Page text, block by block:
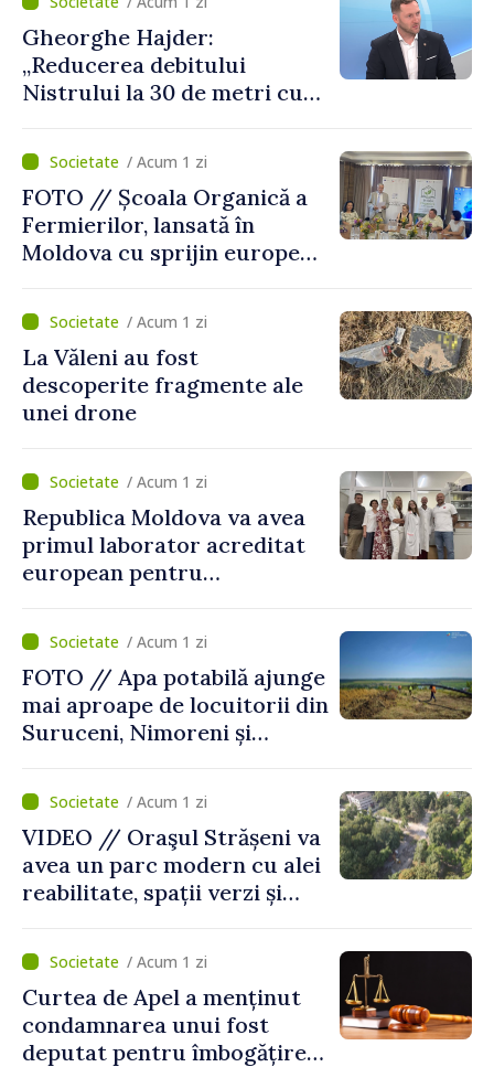
de avarie”
Gheorghe Hajder:
„Reducerea debitului
Nistrului la 30 de metri cubi
„catastrofă naturală”
/ Acum 1 zi
FOTO // Școala Organică a
Fermierilor, lansată în
Moldova cu sprijin european
agriculturii durabile
/ Acum 1 zi
La Văleni au fost
descoperite fragmente ale
unei drone
/ Acum 1 zi
Republica Moldova va avea
primul laborator acreditat
european pentru
viței-de-vie
/ Acum 1 zi
FOTO // Apa potabilă ajunge
mai aproape de locuitorii din
Suruceni, Nimoreni și
/ Acum 1 zi
VIDEO // Oraşul Strășeni va
avea un parc modern cu alei
reabilitate, spații verzi și
/ Acum 1 zi
Curtea de Apel a menținut
condamnarea unui fost
deputat pentru îmbogățire